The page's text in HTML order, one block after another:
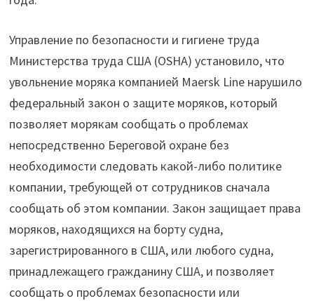
Управление по безопасности и гигиене труда
Министерства труда США (OSHA) установило, что
увольнение моряка компанией Maersk Line нарушило
федеральный закон о защите моряков, который
позволяет морякам сообщать о проблемах
непосредственно Береговой охране без
необходимости следовать какой-либо политике
компании, требующей от сотрудников сначала
сообщать об этом компании. Закон защищает права
моряков, находящихся на борту судна,
зарегистрированного в США, или любого судна,
принадлежащего гражданину США, и позволяет
сообщать о проблемах безопасности или